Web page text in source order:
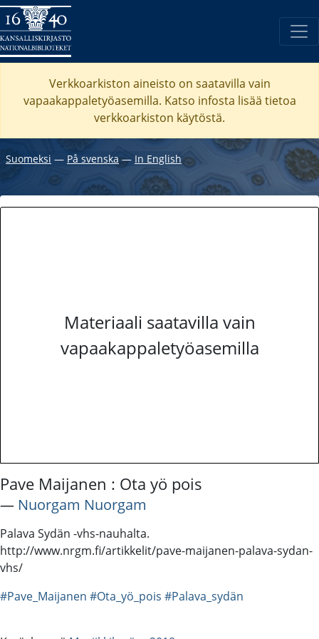
Verkkoarkiston aineisto on saatavilla vain
vapaakappaletyöasemilla. Katso infosta lisää tietoa
verkkoarkiston käytöstä.
Suomeksi ― På svenska― In English
Materiaali saatavilla vain
vapaakappaletyöasemilla
Pave Maijanen : Ota yö pois
― Nuorgam Nuorgam
Palava Sydän -vhs-nauhalta.
http://www.nrgm.fi/artikkelit/pave-maijanen-palava-sydan-
vhs/
#Pave_Maijanen #Ota_yö_pois #Palava_sydän